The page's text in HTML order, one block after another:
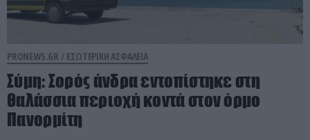
PRONEWS.GR / ΕΣΩΤΕΡΙΚΗ ΑΣΦΑΛΕΙΑ
Σύμη: Σορός άνδρα εντοπίστηκε στη
θαλάσσια περιοχή κοντά στον όρμο
Πανορμίτη